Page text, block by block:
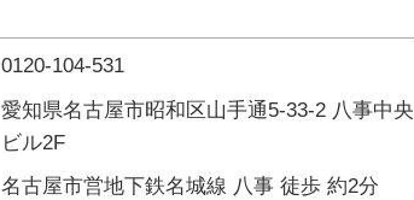
0120-104-531
愛知県名古屋市昭和区山手通5-33-2 八事中央
ビル2F
名古屋市営地下鉄名城線 八事 徒歩 約2分